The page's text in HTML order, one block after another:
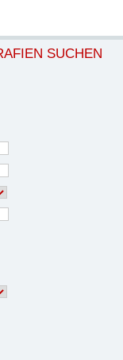
SUCHEN